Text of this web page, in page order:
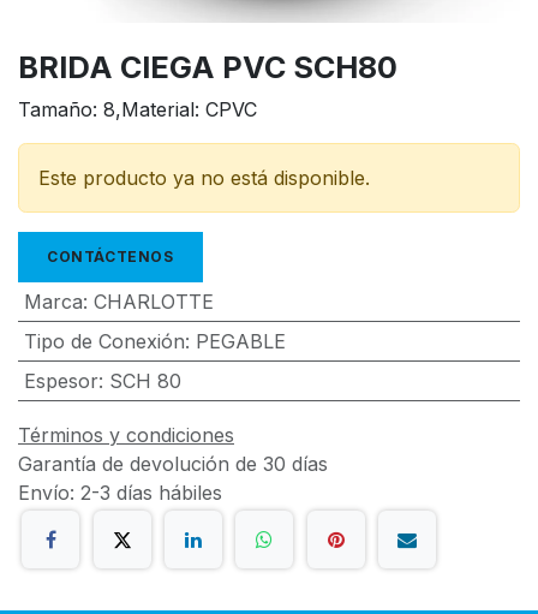
BRIDA CIEGA PVC SCH80
Tamaño: 8,Material: CPVC
Este producto ya no está disponible.
CONTÁCTENOS
Marca: CHARLOTTE
Tipo de Conexión: PEGABLE
Espesor: SCH 80
Términos y condiciones
Garantía de devolución de 30 días
Envío: 2-3 días hábiles